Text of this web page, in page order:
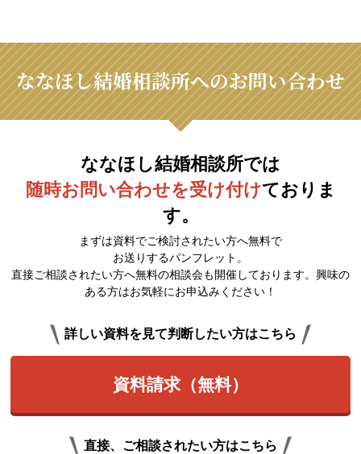
ななほし結婚相談所へのお問い合わせ
ななほし結婚相談所では
随時お問い合わせを受け付けておりま
す。
まずは資料でご検討されたい方へ無料で
お送りするパンフレット。
直接ご相談されたい方へ無料の相談会も開催しております。興味の
ある方はお気軽にお申込みください！
詳しい資料を見て判断したい方はこちら
資料請求（無料）
直接、ご相談されたい方はこちら